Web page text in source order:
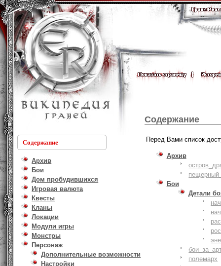
Содержание
Архив
Бои
Дом пробудившихся
Игровая валюта
Квесты
Кланы
Локации
Модули игры
Монстры
Персонаж
Дополнительные возможности
Настройки
Содержание
Перед Вами список
Архив
Бои
Детали
полемарх